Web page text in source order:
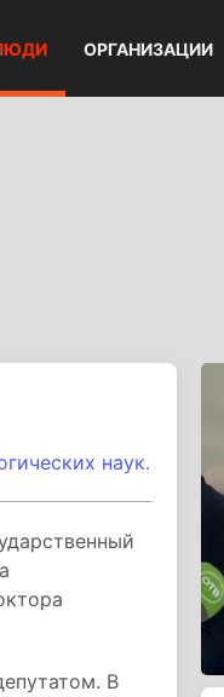
ОРГАНИЗАЦИИ
наук.
В